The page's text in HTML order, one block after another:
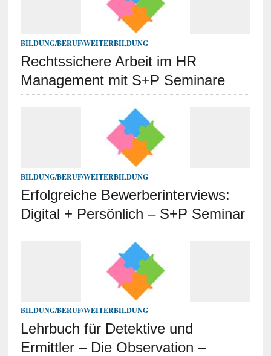
BILDUNG/BERUF/WEITERBILDUNG
Rechtssichere Arbeit im HR
Management mit S+P Seminare
BILDUNG/BERUF/WEITERBILDUNG
Erfolgreiche Bewerberinterviews:
Digital + Persönlich – S+P Seminar
BILDUNG/BERUF/WEITERBILDUNG
Lehrbuch für Detektive und
Ermittler – Die Observation –